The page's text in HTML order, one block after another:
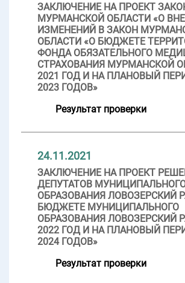
ЗАКЛЮЧЕНИЕ НА ПРОЕКТ
МУРМАНСКОЙ ОБЛАСТИ «О
ИЗМЕНЕНИЙ В ЗАКОН
ОБЛАСТИ «О БЮДЖЕТЕ
ФОНДА ОБЯЗАТЕЛЬНОГО
СТРАХОВАНИЯ МУРМАНСКОЙ
2021 ГОД И НА ПЛАНОВЫЙ
2023 ГОДОВ»
Результат проверки
24.11.2021
ЗАКЛЮЧЕНИЕ НА ПРОЕКТ
ДЕПУТАТОВ
ОБРАЗОВАНИЯ ЛОВОЗЕРСКИЙ
БЮДЖЕТЕ МУНИЦИПАЛЬНОГО
ОБРАЗОВАНИЯ ЛОВОЗЕРСКИЙ
2022 ГОД И НА ПЛАНОВЫЙ
2024 ГОДОВ»
Результат проверки